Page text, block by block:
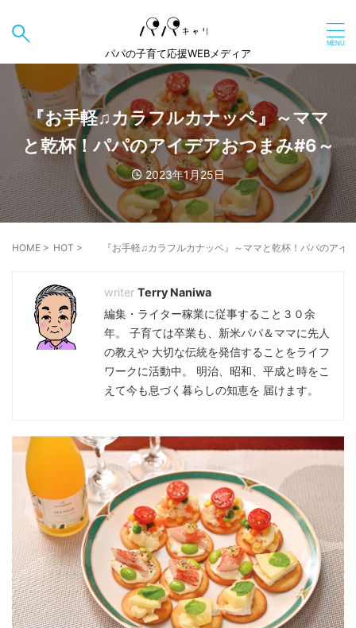
パパの子育て応援WEBメディア
『お手軽♫カラフルカナッペ』～ママ
と乾杯！パパのアイデアおつまみ#6～
2023年1月25日
HOME > HOT > 『お手軽♫カラフルカナッペ』～ママと乾杯！パパのアイ
Terry Naniwa
編集・ライター稼業に従事すること３０余
年。 子育ては卒業も、新米パパ＆ママに先人
の教えや 大切な伝統を発信することをライフ
ワークに活動中。 明治、昭和、平成と時をこ
えて今も息づく暮らしの知恵を 届けます。